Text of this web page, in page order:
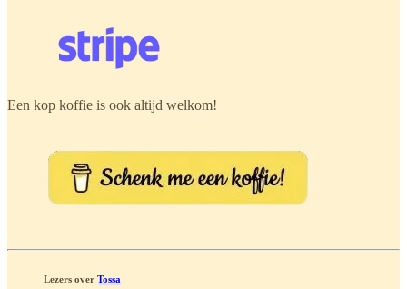
Een kop koffie is ook altijd welkom!
Lezers over Tossa